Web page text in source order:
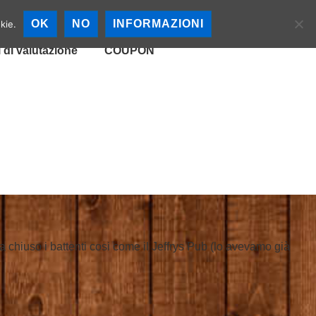
Mappa Birrerie
di valutazione COUPON
chiuso i battenti cosi come il Jeffrys Pub (lo avevamo già
OK NO INFORMAZIONI